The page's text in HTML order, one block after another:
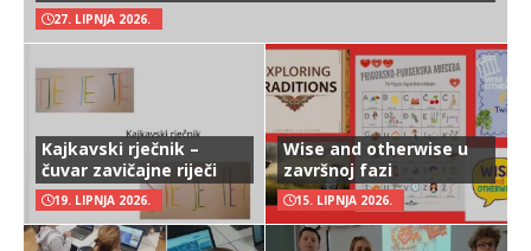
27. LIPNJA 2026.
Kajkavski rječnik –
čuvar zavičajne riječi
19. LIPNJA 2026.
Wise and otherwise u
završnoj fazi
15. LIPNJA 2026.